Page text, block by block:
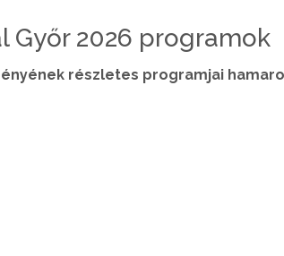
Győr 2026 programok
részletes programjai